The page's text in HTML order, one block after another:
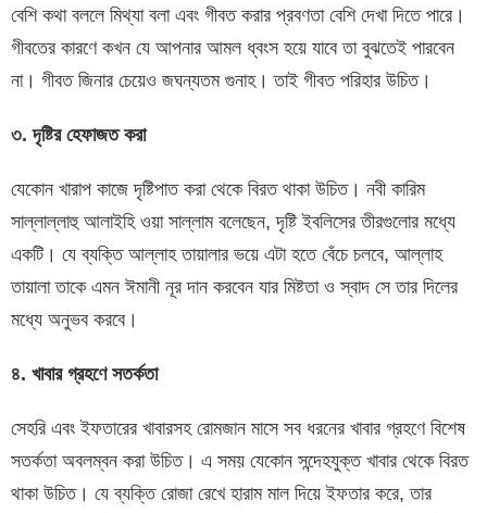
বেশি কথা বললে মিথ্যা বলা এবং গীবত করার প্রবণতা বেশি দেখা দিতে পারে।
গীবতের কারণে কখন যে আপনার আমল ধ্বংস হয়ে যাবে তা বুঝতেই পারবেন
না। গীবত জিনার চেয়েও জঘন্যতম গুনাহ। তাই গীবত পরিহার উচিত।
৩. দৃষ্টির হেফাজত করা
যেকোন খারাপ কাজে দৃষ্টিপাত করা থেকে বিরত থাকা উচিত। নবী কারিম
সাল্লাল্লাহু আলাইহি ওয়া সাল্লাম বলেছেন, দৃষ্টি ইবলিসের তীরগুলোর মধ্যে
একটি। যে ব্যক্তি আল্লাহ তায়ালার ভয়ে এটা হতে বেঁচে চলবে, আল্লাহ
তায়ালা তাকে এমন ঈমানী নূর দান করবেন যার মিষ্টতা ও স্বাদ সে তার দিলের
মধ্যে অনুভব করবে।
৪. খাবার গ্রহণে সতর্কতা
সেহরি এবং ইফতারের খাবারসহ রোমজান মাসে সব ধরনের খাবার গ্রহণে বিশেষ
সতর্কতা অবলম্বন করা উচিত। এ সময় যেকোন সন্দেহযুক্ত খাবার থেকে বিরত
থাকা উচিত। যে ব্যক্তি রোজা রেখে হারাম মাল দিয়ে ইফতার করে, তার